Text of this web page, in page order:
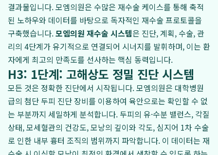
결과물입니다. 모엠의원은 수많은 재수술 케이스를 통해 축적
된 노하우와 데이터를 바탕으로 독자적인 재수술 프로토콜을
구축했습니다.모엠의원 재수술 시스템은 진단, 계획, 수술, 관
리의 4단계가 유기적으로 연결되어 시너지를 발휘하며, 이는 환
자에게 최고의 만족도를 선사하는 핵심 동력입니다.
H3: 1단계: 고해상도 정밀 진단 시스템
모든 것은 정확한 진단에서 시작됩니다. 모엠의원은 대학병원
급의 첨단 두피 진단 장비를 이용하여 육안으로는 확인할 수 없
는 부분까지 세밀하게 분석합니다. 두피의 유·수분 밸런스, 각질
상태, 모세혈관의 건강도, 모낭의 깊이와 각도, 심지어 1차 수술
로 인한 내부 흉터 조직의 범위까지 파악합니다. 이 데이터는 재